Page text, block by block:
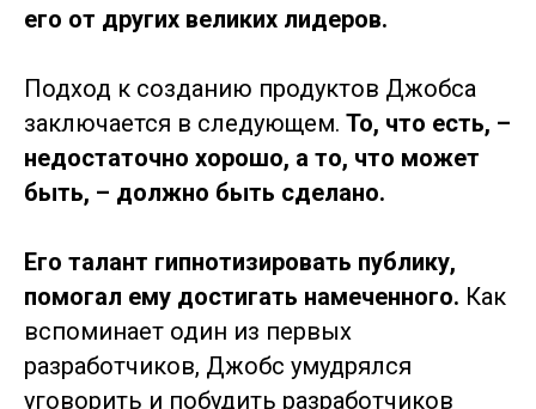
его от других великих лидеров.
Подход к созданию продуктов Джобса
заключается в следующем. То, что есть, –
недостаточно хорошо, а то, что может
быть, – должно быть сделано.
Его талант гипнотизировать публику,
помогал ему достигать намеченного. Как
вспоминает один из первых
разработчиков, Джобс умудрялся
уговорить и побудить разработчиков